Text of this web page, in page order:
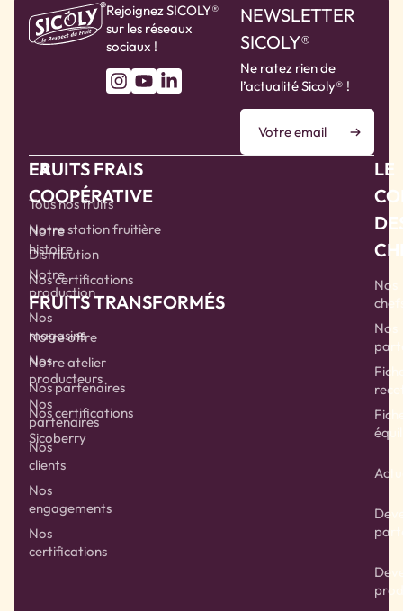
Rejoignez SICOLY®
sur les réseaux
sociaux !
NEWSLETTER
SICOLY®
Ne ratez rien de
l’actualité Sicoly® !
LA
COOPÉRATIVE
Notre
histoire
Notre
production
Nos
magasins
Nos
producteurs
Nos
partenaires
Nos
clients
Nos
engagements
Nos
certifications
FRUITS FRAIS
Tous nos fruits
Notre station fruitière
Distribution
Nos certifications
FRUITS TRANSFORMÉS
Notre offre
Notre atelier
Nos partenaires
Nos certifications
Sicoberry
LE
Nos
Nos